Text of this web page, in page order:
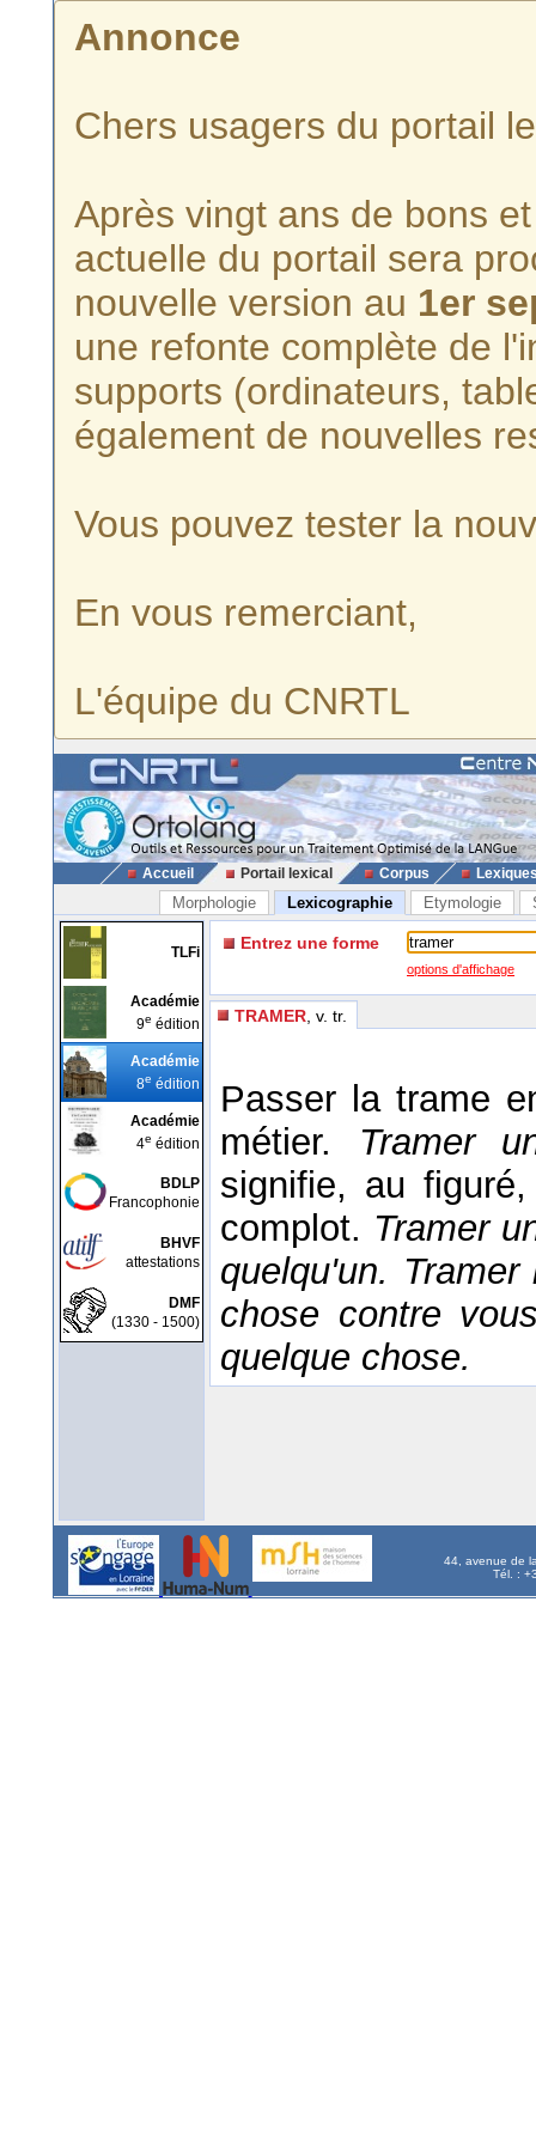
Annonce
Chers usagers du portail
Après vingt ans de bons
actuelle du portail sera
nouvelle version au 1er
une refonte complète de
supports (ordinateurs,
également de nouvelles
Vous pouvez tester la
En vous remerciant,
L'équipe du CNRTL
Accueil Portail lexical Corpus
Morphologie Lexicographie Etymologie
TLFi
Académie
9e édition
Académie
8e édition
Académie
4e édition
BDLP
Francophonie
BHVF
attestations
DMF
(1330 - 1500)
Entrez une forme
options d'affichage
TRAMER , v. tr.
Passer la trame
métier. Tramer
signifie, au
complot. Tramer
quelqu'un.
chose contre
quelque chose.
44, avenue de
Tél. :